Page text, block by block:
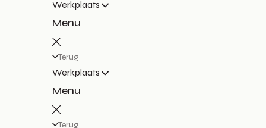
Werkplaats
Menu
Terug
Werkplaats
Menu
Terug